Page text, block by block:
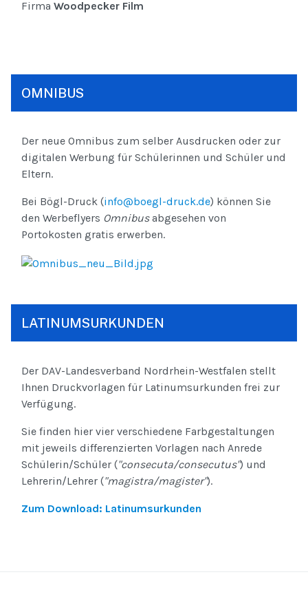
Firma Woodpecker Film
OMNIBUS
Der neue Omnibus zum selber Ausdrucken oder zur
digitalen Werbung für Schülerinnen und Schüler und
Eltern.
Bei Bögl-Druck (info@boegl-druck.de) können Sie
den Werbeflyers Omnibusabgesehen von
Portokosten gratis erwerben.
LATINUMSURKUNDEN
Der DAV-Landesverband Nordrhein-Westfalen stellt
Ihnen Druckvorlagen für Latinumsurkunden frei zur
Verfügung.
Sie finden hier vier verschiedene Farbgestaltungen
mit jeweils differenzierten Vorlagen nach Anrede
Schülerin/Schüler ("consecuta/consecutus") und
Lehrerin/Lehrer ("magistra/magister").
Zum Download: Latinumsurkunden